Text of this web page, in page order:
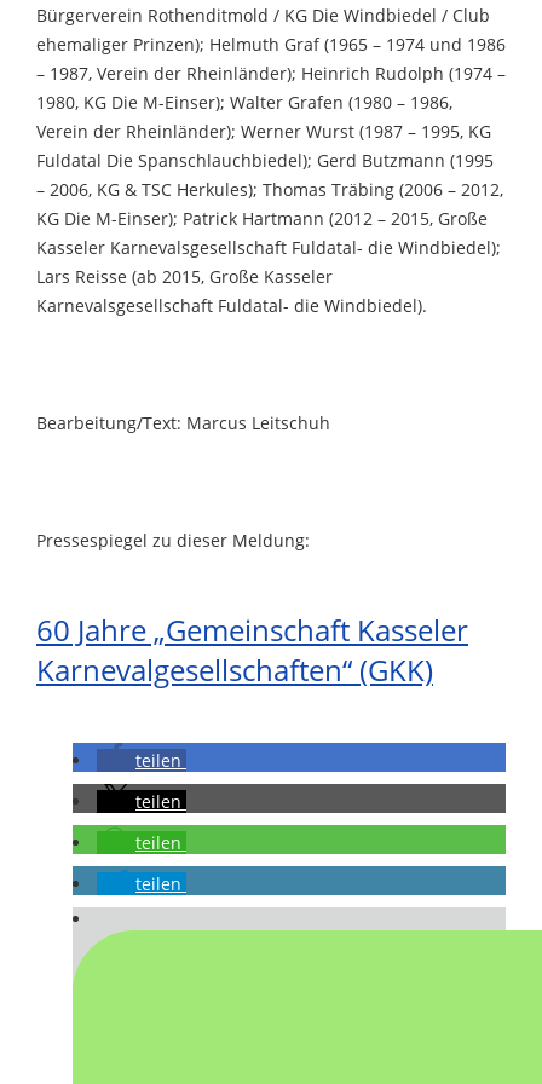
Bürgerverein Rothenditmold / KG Die Windbiedel / Club
ehemaliger Prinzen); Helmuth Graf (1965 – 1974 und 1986
– 1987, Verein der Rheinländer); Heinrich Rudolph (1974 –
1980, KG Die M-Einser); Walter Grafen (1980 – 1986,
Verein der Rheinländer); Werner Wurst (1987 – 1995, KG
Fuldatal Die Spanschlauchbiedel); Gerd Butzmann (1995
– 2006, KG & TSC Herkules); Thomas Träbing (2006 – 2012,
KG Die M-Einser); Patrick Hartmann (2012 – 2015, Große
Kasseler Karnevalsgesellschaft Fuldatal- die Windbiedel);
Lars Reisse (ab 2015, Große Kasseler
Karnevalsgesellschaft Fuldatal- die Windbiedel).
Bearbeitung/Text: Marcus Leitschuh
Pressespiegel zu dieser Meldung:
60 Jahre „Gemeinschaft Kasseler
Karnevalgesellschaften“ (GKK)
teilen
teilen
teilen
teilen